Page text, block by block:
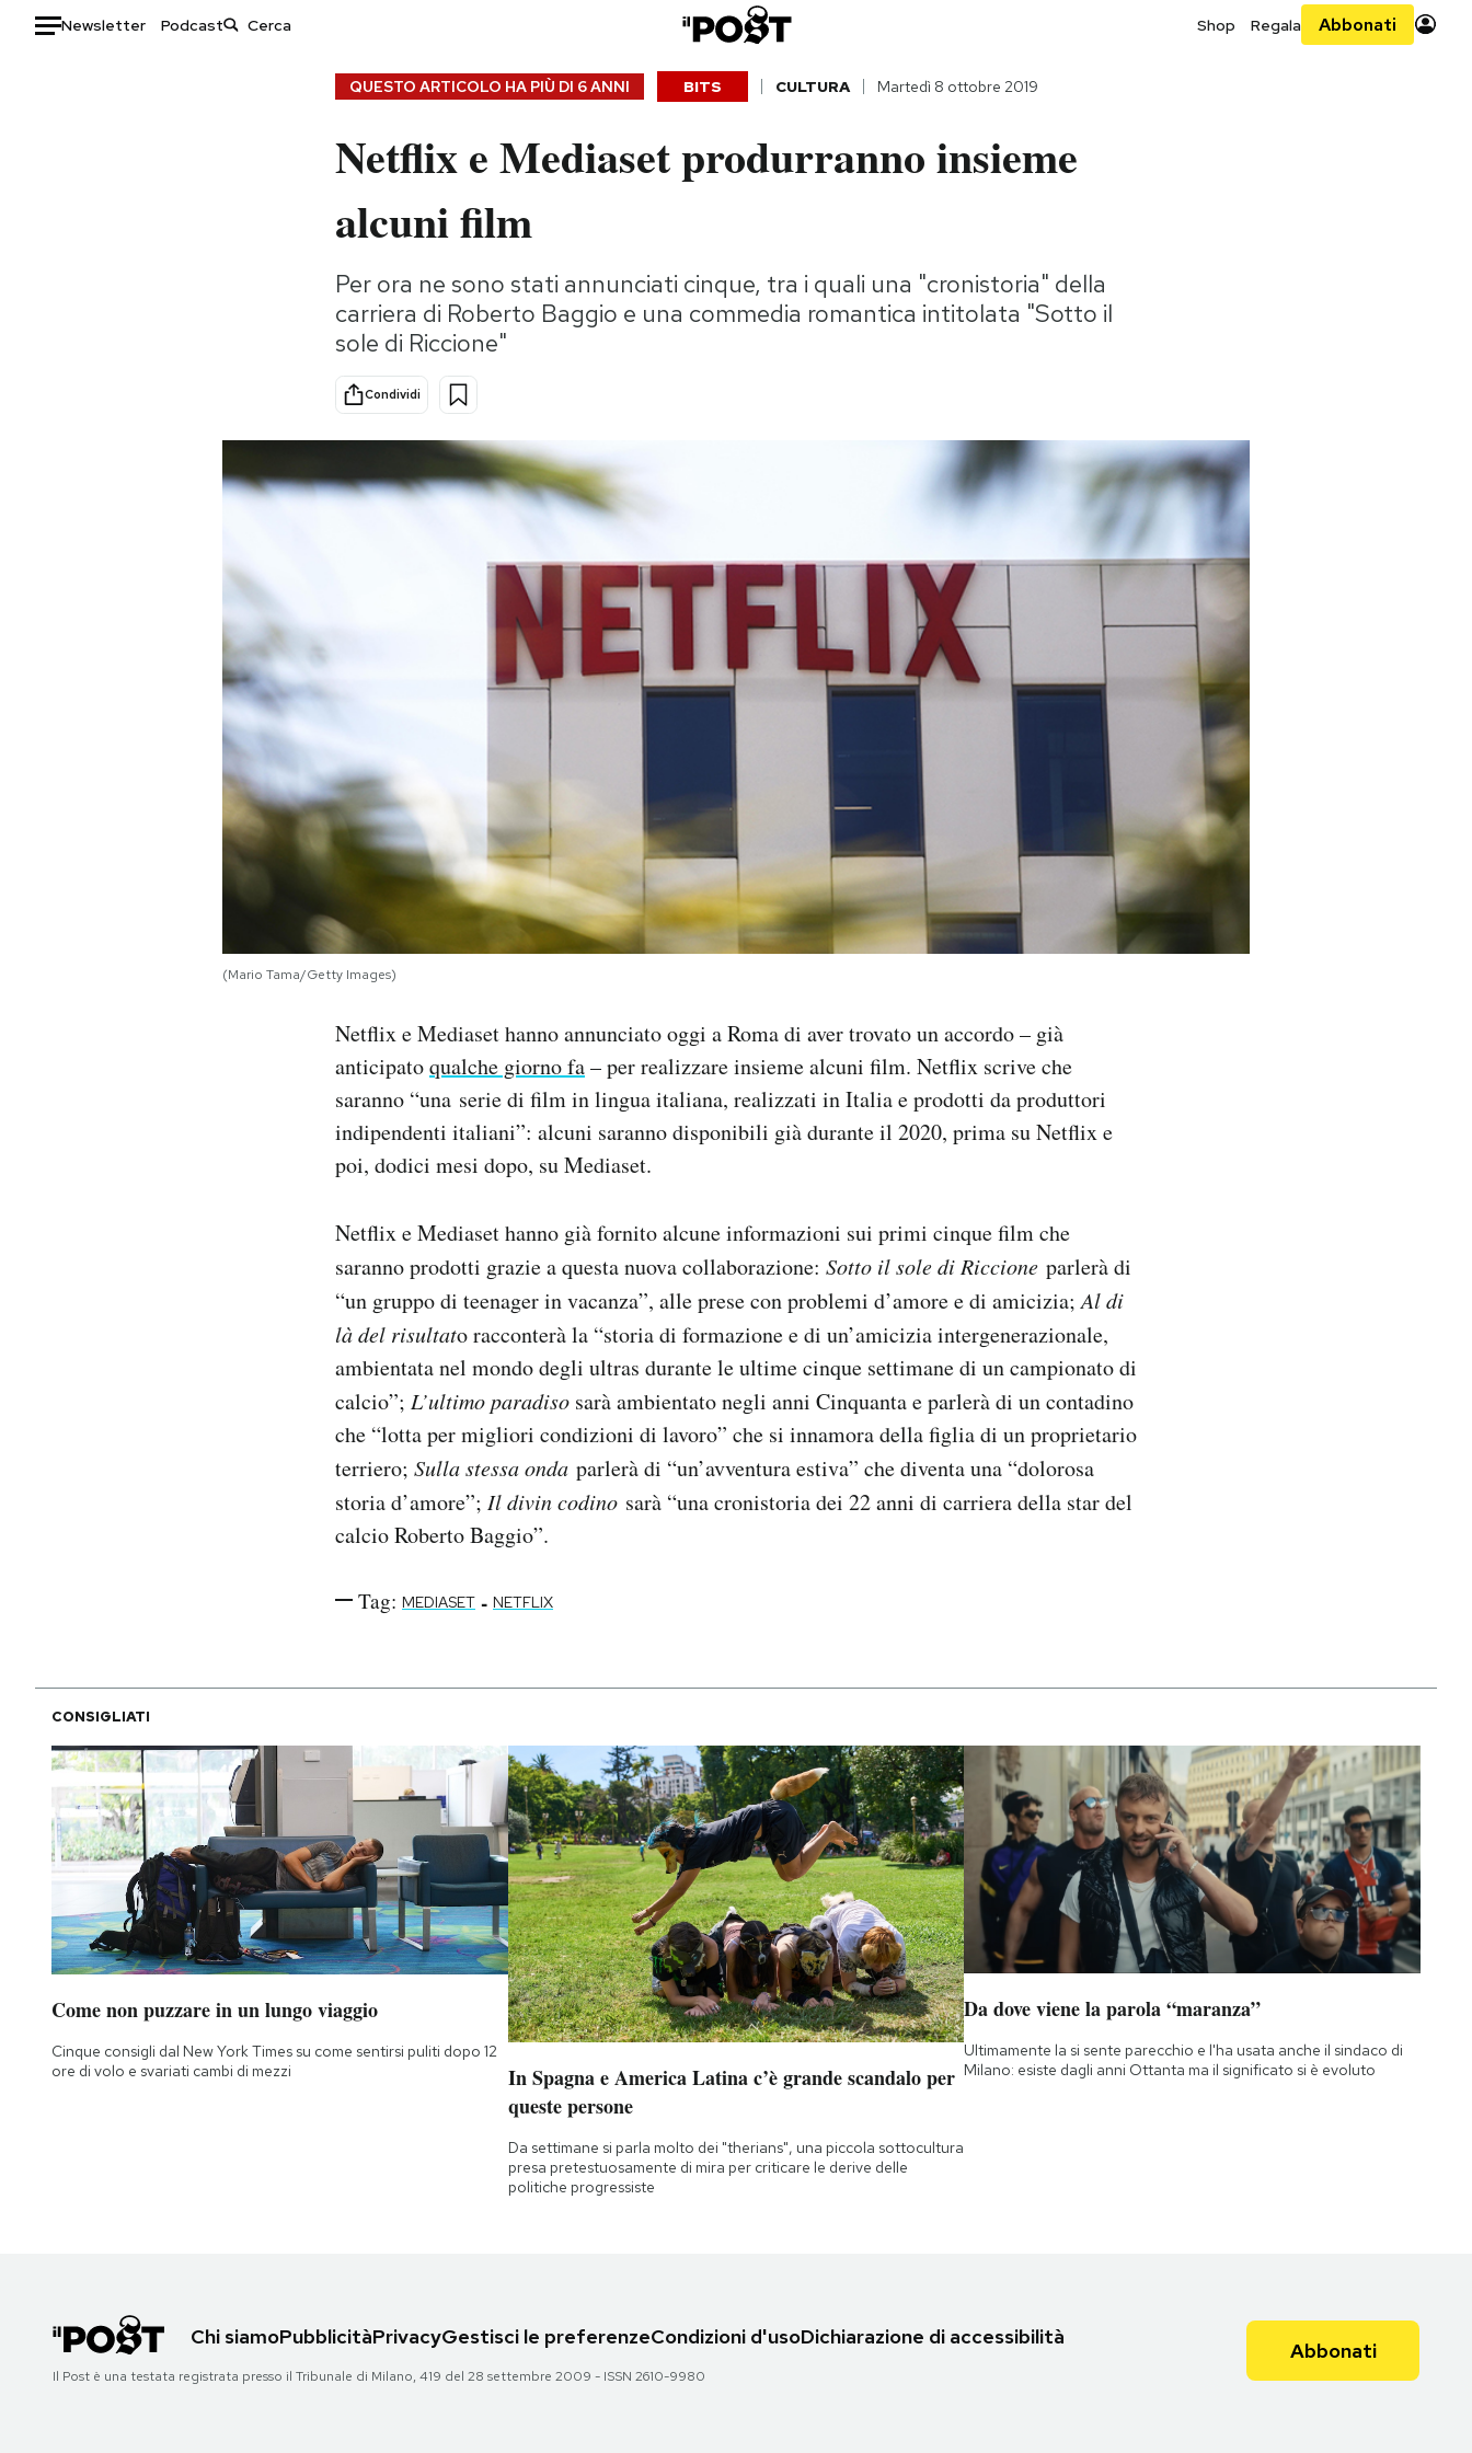
Newsletter Podcast Shop Regala Abbonati
Storie/Idee
Ok Boomer!
Mondiali calcio 2026
QUESTO ARTICOLO HA PIÙ DI 6 ANNI BITS CULTURA Martedì 8 ottobre 2019
Netflix e Mediaset produrranno insieme
alcuni film
Per ora ne sono stati annunciati cinque, tra i quali una "cronistoria" della
carriera di Roberto Baggio e una commedia romantica intitolata "Sotto il
sole di Riccione"
Condividi
(Mario Tama/Getty Images)
Netflix e Mediaset hanno annunciato oggi a Roma di aver trovato un accordo – già
anticipatoqualche giorno fa– per realizzare insieme alcuni film. Netflix scrive che
saranno “una serie di film in lingua italiana, realizzati in Italia e prodotti da produttori
indipendenti italiani”: alcuni saranno disponibili già durante il 2020, prima su Netflix e
poi, dodici mesi dopo, su Mediaset.
Netflix e Mediaset hanno già fornito alcune informazioni sui primi cinque film che
saranno prodotti grazie a questa nuova collaborazione: Sotto il sole di Riccione parlerà di
“un gruppo di teenager in vacanza”, alle prese con problemi d’amore e di amicizia;Al di
là del risultato racconterà la “storia di formazione e di un’amicizia intergenerazionale,
ambientata nel mondo degli ultras durante le ultime cinque settimane di un campionato di
calcio”; L’ultimo paradiso sarà ambientato negli anni Cinquanta e parlerà di un contadino
che “lotta per migliori condizioni di lavoro” che si innamora della figlia di un proprietario
terriero; Sulla stessa onda parlerà di “un’avventura estiva” che diventa una “dolorosa
storia d’amore”; Il divin codino sarà “una cronistoria dei 22 anni di carriera della star del
calcio Roberto Baggio”.
Tag: MEDIASET - NETFLIX
CONSIGLIATI
Come non puzzare in un lungo viaggio
Cinque consigli dal New York Times su come sentirsi puliti dopo 12
ore di volo e svariati cambi di mezzi
In Spagna e America Latina c’è grande scandalo per
queste persone
Da settimane si parla molto dei "therians", una piccola sottocultura
presa pretestuosamente di mira per criticare le derive delle
politiche progressiste
Da dove viene la parola “maranza”
Ultimamente la si sente parecchio e l'ha usata anche il sindaco di
Milano: esiste dagli anni Ottanta ma il significato si è evoluto
Chi siamoPubblicitàPrivacyGestisci le preferenzeCondizioni d'usoDichiarazione di accessibilità
Il Post è una testata registrata presso il Tribunale di Milano, 419 del 28 settembre 2009 - ISSN 2610-9980
Abbonati